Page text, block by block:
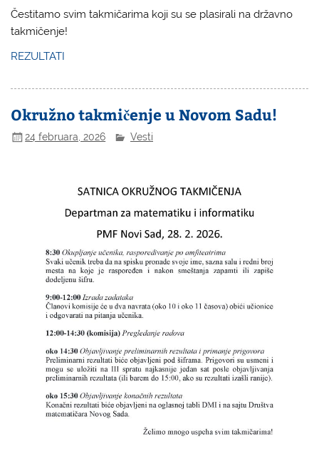
Čestitamo svim takmičarima koji su se plasirali na državno
takmičenje!
REZULTATI
Okružno takmičenje u Novom Sadu!
24 februara, 2026 Vesti